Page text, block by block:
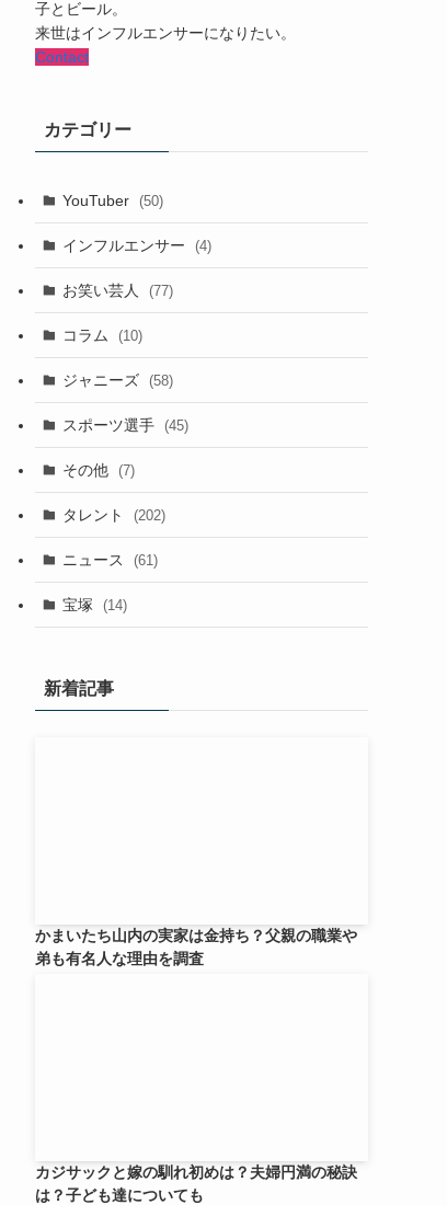
子とビール。
来世はインフルエンサーになりたい。
Contact
カテゴリー
YouTuber (50)
インフルエンサー (4)
お笑い芸人 (77)
コラム (10)
ジャニーズ (58)
スポーツ選手 (45)
その他 (7)
タレント (202)
ニュース (61)
宝塚 (14)
新着記事
かまいたち山内の実家は金持ち？父親の職業や
弟も有名人な理由を調査
カジサックと嫁の馴れ初めは？夫婦円満の秘訣
は？子ども達についても